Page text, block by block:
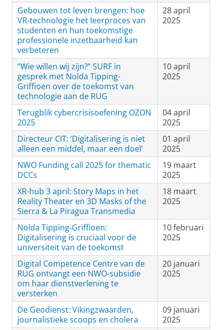
Gebouwen tot leven brengen: hoe
VR-technologie het leerproces van
studenten en hun toekomstige
professionele inzetbaarheid kan
verbeteren
28 april
2025
“Wie willen wij zijn?” SURF in
gesprek met Nolda Tipping-
Griffioen over de toekomst van
technologie aan de RUG
10 april
2025
Terugblik cybercrisisoefening OZON
2025
04 april
2025
Directeur CIT: ‘Digitalisering is niet
alleen een middel, maar een doel’
01 april
2025
NWO Funding call 2025 for thematic
DCCs
19 maart
2025
XR-hub 3 april: Story Maps in het
Reality Theater en 3D Masks of the
Sierra & La Piragua Transmedia
18 maart
2025
Nolda Tipping-Griffioen:
Digitalisering is cruciaal voor de
universiteit van de toekomst
10 februari
2025
Digital Competence Centre van de
RUG ontvangt een NWO-subsidie
om haar dienstverlening te
versterken
20 januari
2025
De Geodienst: Vikingzwaarden,
journalistieke scoops en cholera
09 januari
2025